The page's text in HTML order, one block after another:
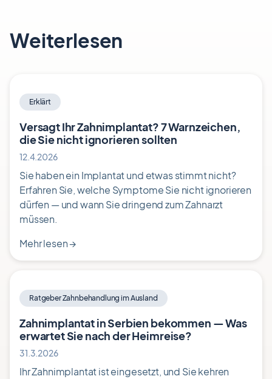
Weiterlesen
Erklärt
Versagt Ihr Zahnimplantat? 7 Warnzeichen,
die Sie nicht ignorieren sollten
12.4.2026
Sie haben ein Implantat und etwas stimmt nicht?
Erfahren Sie, welche Symptome Sie nicht ignorieren
dürfen — und wann Sie dringend zum Zahnarzt
müssen.
Mehr lesen→
Ratgeber Zahnbehandlung im Ausland
Zahnimplantat in Serbien bekommen — Was
erwartet Sie nach der Heimreise?
31.3.2026
Ihr Zahnimplantat ist eingesetzt, und Sie kehren